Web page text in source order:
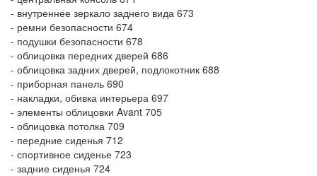
- внутреннее зеркало заднего вида 673
- ремни безопасности 674
- подушки безопасности 678
- облицовка передних дверей 686
- облицовка задних дверей, подлокотник 688
- приборная панель 690
- накладки, обивка интерьера 697
- элементы облицовки Avant 705
- облицовка потолка 709
- передние сиденья 712
- спортивное сиденье 723
- задние сиденья 724